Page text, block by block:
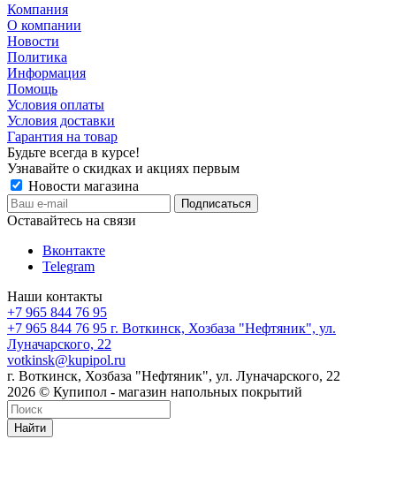
Компания
О компании
Новости
Политика
Информация
Помощь
Условия оплаты
Условия доставки
Гарантия на товар
Будьте всегда в курсе!
Узнавайте о скидках и акциях первым
Новости магазина
Оставайтесь на связи
Вконтакте
Telegram
Наши контакты
+7 965 844 76 95
+7 965 844 76 95 г. Воткинск, Хозбаза "Нефтяник", ул.
Луначарского, 22
votkinsk@kupipol.ru
г. Воткинск, Хозбаза "Нефтяник", ул. Луначарского, 22
2026 © Купипол - магазин напольных покрытий
Найти